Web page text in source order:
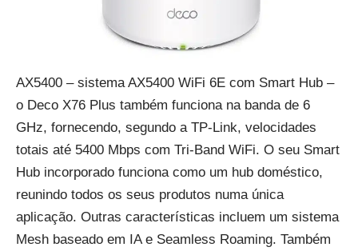
AX5400 – sistema AX5400 WiFi 6E com Smart Hub –
o Deco X76 Plus também funciona na banda de 6
GHz, fornecendo, segundo a TP-Link, velocidades
totais até 5400 Mbps com Tri-Band WiFi. O seu Smart
Hub incorporado funciona como um hub doméstico,
reunindo todos os seus produtos numa única
aplicação. Outras características incluem um sistema
Mesh baseado em IA e Seamless Roaming. Também